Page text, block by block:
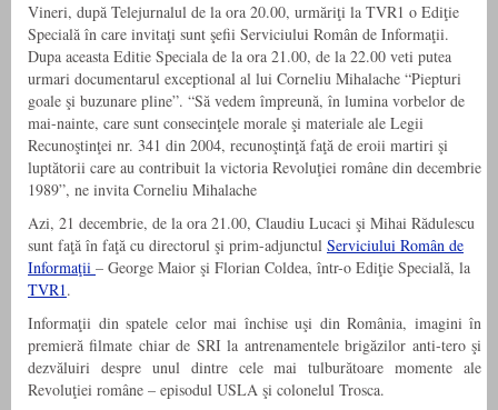
Vineri, după Telejurnalul de la ora 20.00, urmăriţi la TVR1 o Ediţie
Specială în care invitaţi sunt şefii Serviciului Român de Informaţii.
Dupa aceasta Editie Speciala de la ora 21.00, de la 22.00 veti putea
urmari documentarul exceptional al lui Corneliu Mihalache “Piepturi
goale şi buzunare pline”. “Să vedem împreună, în lumina vorbelor de
mai-nainte, care sunt consecinţele morale şi materiale ale Legii
Recunoştinţei nr. 341 din 2004, recunoştinţă faţă de eroii martiri şi
luptătorii care au contribuit la victoria Revoluţiei române din decembrie
1989”, ne invita Corneliu Mihalache
Azi, 21 decembrie, de la ora 21.00, Claudiu Lucaci şi Mihai Rădulescu
sunt faţă în faţă cu directorul şi prim-adjunctul Serviciului Român de
Informaţii – George Maior şi Florian Coldea, într-o Ediţie Specială, la
TVR1.
Informaţii din spatele celor mai închise uşi din România, imagini în
premieră filmate chiar de SRI la antrenamentele brigăzilor anti-tero şi
dezvăluiri despre unul dintre cele mai tulburătoare momente ale
Revoluţiei române – episodul USLA şi colonelul Trosca.